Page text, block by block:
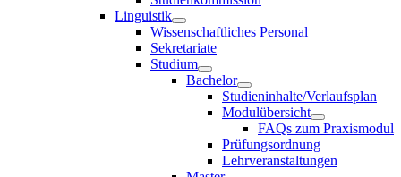
Linguistik
Wissenschaftliches Personal
Sekretariate
Studium
Bachelor
Studieninhalte/Verlaufsplan
Modulübersicht
FAQs zum Praxismodul
Prüfungsordnung
Lehrveranstaltungen